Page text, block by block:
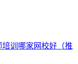
训哪家网校好（推